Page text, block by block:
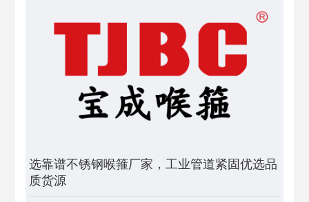
选靠谱不锈钢喉箍厂家，工业管道紧固优选品
质货源